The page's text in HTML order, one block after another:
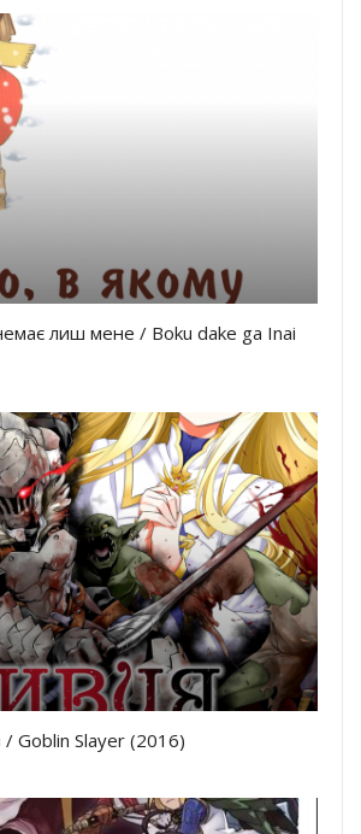
лиш мене / Boku dake ga Inai
/ Goblin Slayer (2016)